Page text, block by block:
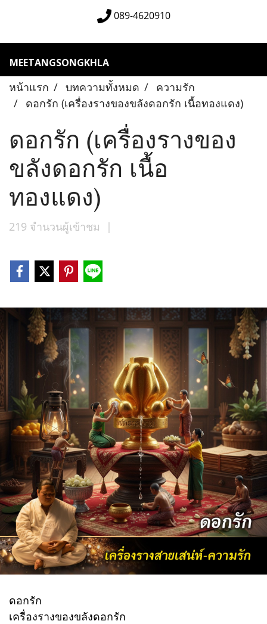
089-4620910
MEETANGSONGKHLA
หน้าแรก บทความทั้งหมด
ความรัก
ดอกรัก (เครื่องรางของขลังดอกรัก เนื้อทองแดง)
ดอกรัก (เครื่องรางของ
ขลังดอกรัก เนื้อ
ทองแดง)
219 จำนวนผู้เข้าชม |
ดอกรัก
เครื่องรางของขลังดอกรัก